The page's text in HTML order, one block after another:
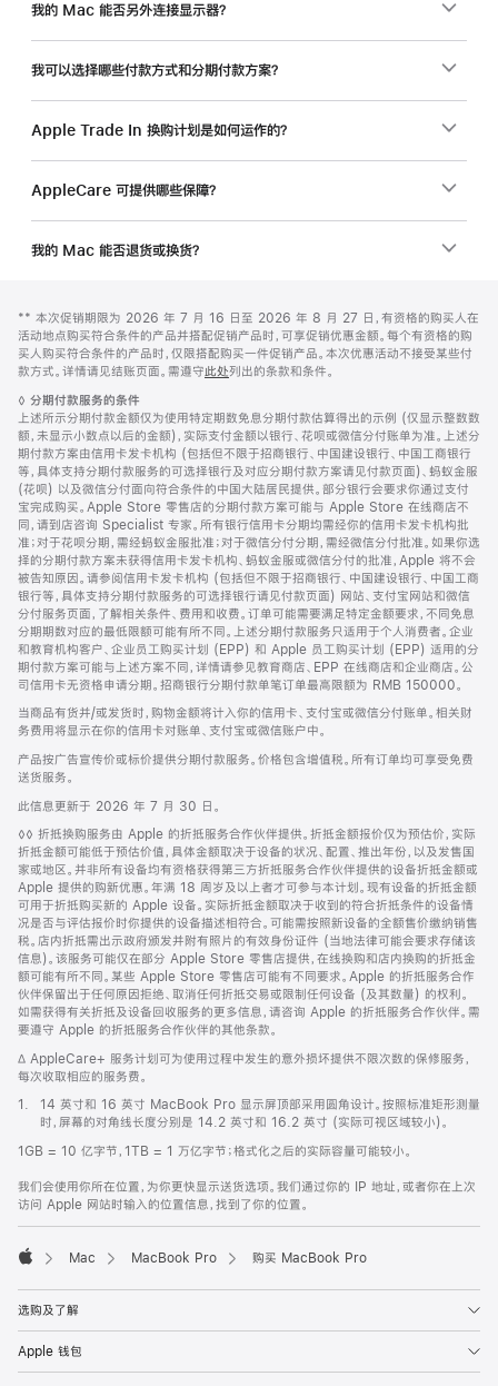
我的 Mac 能否另外连接显示器？
我可以选择哪些付款方式和分期付款方案？
Apple Trade In 换购计划是如何运作的？
AppleCare 可提供哪些保障？
我的 Mac 能否退货或换货？
页
页
脚
注
脚
注
** 本次促销期限为 2026 年 7 月 16 日至 2026 年 8 月 27 日，有资格的购买人在
活动地点购买符合条件的产品并搭配促销产品时，可享促销优惠金额。每个有资格的购
买人购买符合条件的产品时，仅限搭配购买一件促销产品。本次优惠活动不接受某些付
款方式。详情请见结账页面。需遵守此处列出的条款和条件。
脚
注
◊ 分期付款服务的条件
上述所示分期付款金额仅为使用特定期数免息分期付款估算得出的示例 (仅显示整数数
额，未显示小数点以后的金额)，实际支付金额以银行、花呗或微信分付账单为准。上述分
期付款方案由信用卡发卡机构 (包括但不限于招商银行、中国建设银行、中国工商银行
等，具体支持分期付款服务的可选择银行及对应分期付款方案请见付款页面)、蚂蚁金服
(花呗) 以及微信分付面向符合条件的中国大陆居民提供。部分银行会要求你通过支付
宝完成购买。Apple Store 零售店的分期付款方案可能与 Apple Store 在线商店不
同，请到店咨询 Specialist 专家。所有银行信用卡分期均需经你的信用卡发卡机构批
准；对于花呗分期，需经蚂蚁金服批准；对于微信分付分期，需经微信分付批准。如果你选
择的分期付款方案未获得信用卡发卡机构、蚂蚁金服或微信分付的批准，Apple 将不会
被告知原因。请参阅信用卡发卡机构 (包括但不限于招商银行、中国建设银行、中国工商
银行等，具体支持分期付款服务的可选择银行请见付款页面) 网站、支付宝网站和微信
分付服务页面，了解相关条件、费用和收费。订单可能需要满足特定金额要求，不同免息
分期期数对应的最低限额可能有所不同。上述分期付款服务只适用于个人消费者。企业
和教育机构客户、企业员工购买计划 (EPP) 和 Apple 员工购买计划 (EPP) 适用的分
期付款方案可能与上述方案不同，详情请参见教育商店、EPP 在线商店和企业商店。公
司信用卡无资格申请分期。招商银行分期付款单笔订单最高限额为 RMB 150000。
当商品有货并/或发货时，购物金额将计入你的信用卡、支付宝或微信分付账单。相关财
务费用将显示在你的信用卡对账单、支付宝或微信账户中。
产品按广告宣传价或标价提供分期付款服务。价格包含增值税。所有订单均可享受免费
送货服务。
此信息更新于 2026 年 7 月 30 日。
脚
注
◊◊ 折抵换购服务由 Apple 的折抵服务合作伙伴提供。折抵金额报价仅为预估价，实际
折抵金额可能低于预估价值，具体金额取决于设备的状况、配置、推出年份，以及发售国
家或地区。并非所有设备均有资格获得第三方折抵服务合作伙伴提供的设备折抵金额或
Apple 提供的购新优惠。年满 18 周岁及以上者才可参与本计划。现有设备的折抵金额
可用于折抵购买新的 Apple 设备。实际折抵金额取决于收到的符合折抵条件的设备情
况是否与评估报价时你提供的设备描述相符合。可能需按照新设备的全额售价缴纳销售
税。店内折抵需出示政府颁发并附有照片的有效身份证件 (当地法律可能会要求存储该
信息)。该服务可能仅在部分 Apple Store 零售店提供，在线换购和店内换购的折抵金
额可能有所不同。某些 Apple Store 零售店可能有不同要求。Apple 的折抵服务合作
伙伴保留出于任何原因拒绝、取消任何折抵交易或限制任何设备 (及其数量) 的权利。
如需获得有关折抵及设备回收服务的更多信息，请咨询 Apple 的折抵服务合作伙伴。需
要遵守 Apple 的折抵服务合作伙伴的其他条款。
脚
注
∆ AppleCare+ 服务计划可为使用过程中发生的意外损坏提供不限次数的保修服务，
每次收取相应的服务费。
脚
1.
14 英寸和 16 英寸 MacBook Pro 显示屏顶部采用圆角设计。按照标准矩形测量
时，屏幕的对角线长度分别是 14.2 英寸和 16.2 英寸 (实际可视区域较小)。
1GB = 10 亿字节，1TB = 1 万亿字节；格式化之后的实际容量可能较小。
我们会使用你所在位置，为你更快显示送货选项。我们通过你的 IP 地址，或者你在上次
访问 Apple 网站时输入的位置信息，找到了你的位置。
Mac MacBook Pro 购买 MacBook Pro
选购及了解
Apple 钱包